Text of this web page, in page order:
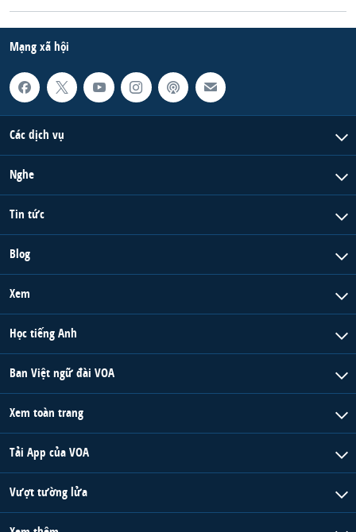
Mạng xã hội
Các dịch vụ
Nghe
Tin tức
Blog
Xem
Học tiếng Anh
Ban Việt ngữ đài VOA
Xem toàn trang
Tải App của VOA
Vượt tường lửa